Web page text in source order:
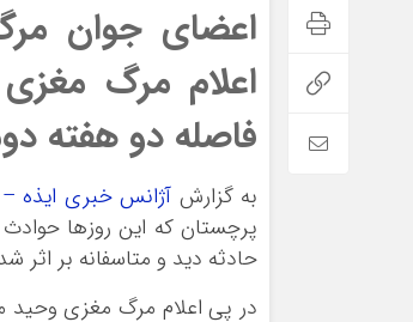
اعضای جوان
فاصله دو هفته
به گزارش آژانس خبری ایذه –
حادثه دید و متاسفانه بر